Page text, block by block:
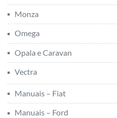
Monza
Omega
Opala e Caravan
Vectra
Manuais – Fiat
Manuais – Ford